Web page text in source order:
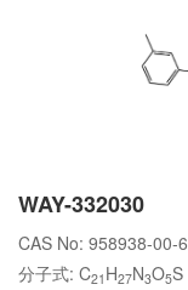
WAY-332030
CAS No: 958938-00-6
分子式: C21 H27N3O5S